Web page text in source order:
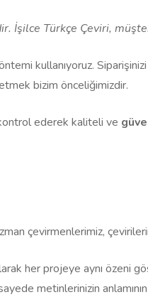
İşilce Türkçe Çeviri,
kullanıyoruz.
bizim önceliğimizdir.
ederek kaliteli ve
çevirmenlerimiz,
her projeye aynı
metinlerinizin